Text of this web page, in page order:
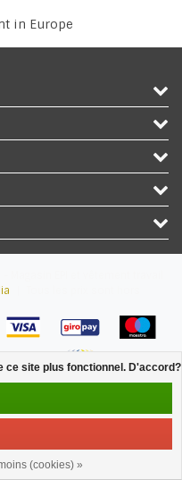
in Europe
Se connecter
ce site plus fonctionnel. D'accord?
(cookies) »